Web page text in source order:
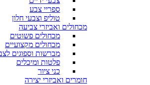
ספריי צבע
טוליפ וצבעי חלון
מכחולים ואביזרי צביעה
מכחולים פשוטים
מכחולים מקצועיים
מברשות וספוגים
פלטות ומיכלים
כני ציור
חומרים ואביזרי יצירה